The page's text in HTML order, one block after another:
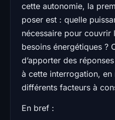
cette autonomie, la
poser est : quelle
nécessaire pour couvrir
besoins énergétiques ?
d’apporter des
à cette interrogation, en
différents facteurs à
En bref :